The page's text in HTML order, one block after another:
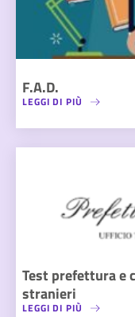
F.A.D.
LEGGI DI PIÙ
Test prefettura e
stranieri
LEGGI DI PIÙ